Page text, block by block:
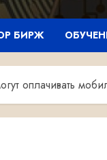
БИРЖ
оплачивать